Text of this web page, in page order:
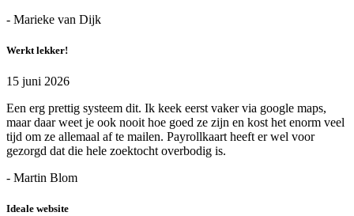
- Marieke van Dijk
Werkt lekker!
15 juni 2026
Een erg prettig systeem dit. Ik keek eerst vaker via google maps,
maar daar weet je ook nooit hoe goed ze zijn en kost het enorm veel
tijd om ze allemaal af te mailen. Payrollkaart heeft er wel voor
gezorgd dat die hele zoektocht overbodig is.
- Martin Blom
Ideale website